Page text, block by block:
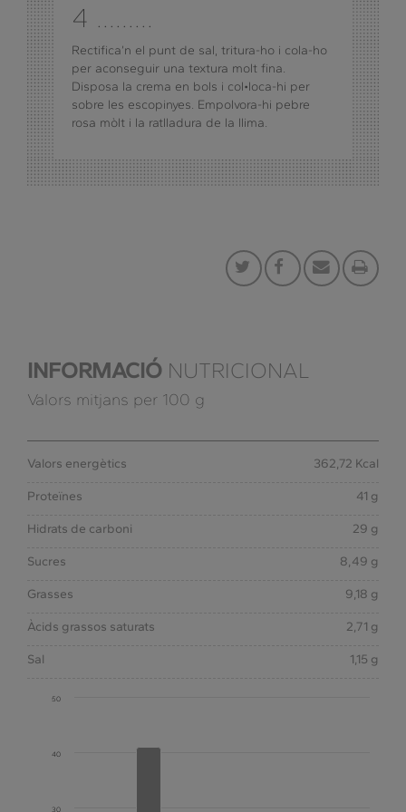
4 .........
Rectifica’n el punt de sal, tritura-ho i cola-ho
per aconseguir una textura molt fina.
Disposa la crema en bols i col•loca-hi per
sobre les escopinyes. Empolvora-hi pebre
rosa mòlt i la ratlladura de la llima.
INFORMACIÓ NUTRICIONAL
Valors mitjans per 100 g
Valors energètics 362,72 Kcal
Proteïnes 41 g
Hidrats de carboni 29 g
Sucres 8,49 g
Grasses 9,18 g
Àcids grassos saturats 2,71 g
Sal 1,15 g
30
40
50